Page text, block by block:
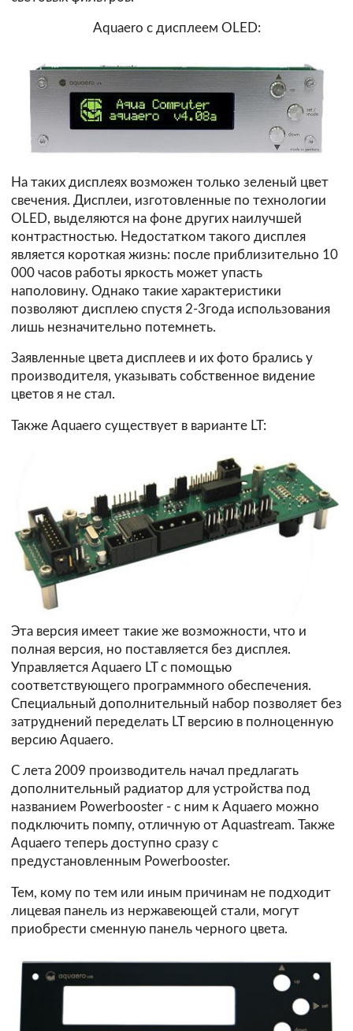
Aquaero с дисплеем OLED:
На таких дисплеях возможен только зеленый цвет
свечения. Дисплеи, изготовленные по технологии
OLED, выделяются на фоне других наилучшей
контрастностью. Недостатком такого дисплея
является короткая жизнь: после приблизительно 10
000 часов работы яркость может упасть
наполовину. Однако такие характеристики
позволяют дисплею спустя 2-3года использования
лишь незначительно потемнеть.
Заявленные цвета дисплеев и их фото брались у
производителя, указывать собственное видение
цветов я не стал.
Также Aquaero существует в варианте LT:
Эта версия имеет такие же возможности, что и
полная версия, но поставляется без дисплея.
Управляется Aquaero LT с помощью
соответствующего программного обеспечения.
Специальный дополнительный набор позволяет без
затруднений переделать LT версию в полноценную
версию Aquaero.
С лета 2009 производитель начал предлагать
дополнительный радиатор для устройства под
названием Powerbooster - с ним к Aquaero можно
подключить помпу, отличную от Aquastream. Также
Aquaero теперь доступно сразу с
предустановленным Powerbooster.
Тем, кому по тем или иным причинам не подходит
лицевая панель из нержавеющей стали, могут
приобрести сменную панель черного цвета.